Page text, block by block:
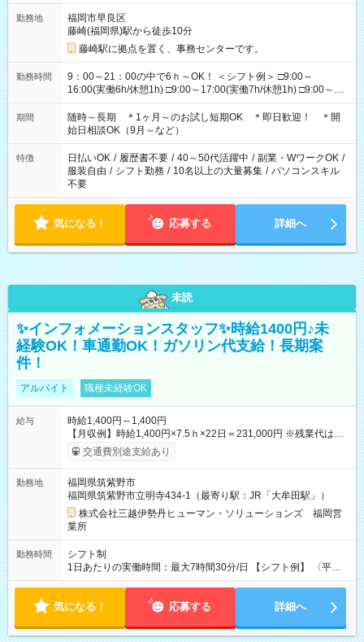
勤務地
福岡市早良区
藤崎(福岡県)駅から徒歩10分
藤崎駅に拠点を置く、事務センターです。
勤務時間
9：00～21：00の中で6ｈ～OK！ ＜シフト例＞ □9:00～
16:00(実働6h/休憩1h) □9:00～17:00(実働7h/休憩1h) □9:00～
18:00(実働8h/休憩1h) □10:00～18:00(実働8h/休憩1h) □10:00～
19:00(実働8h/休憩1h) □11:00～20:00(実働8h/休憩1h) □13:00～
21:00(実働7h/休憩1h) ＊選べる時間帯 ＊時間固定OK
期間
随時～長期 ＊1ヶ月～のお試し短期OK ＊即日歓迎！ ＊開
始日相談OK（9月～など）
特徴 日払いOK / 履歴書不要 / 40～50代活躍中 / 副業・WワークOK /
服装自由 / シフト勤務 / 10名以上の大量募集 / パソコンスキル
不要
気になる！ 応募する 詳細へ
未読
✨インフォメーションスタッフ✨時給1400円♪未
経験OK！車通勤OK！ガソリン代支給！長期案
件！
アルバイト 職種未経験OK
給与
時給1,400円～1,400円
【月収例】時給1,400円×7.5ｈ×22日＝231,000円 ※残業代は別
途全額支給します。 【試用期間】試用期間なし
交通費別途支給あり
勤務地
福岡県筑紫野市
福岡県筑紫野市立明寺434-1（最寄り駅：JR「大牟田駅」）
株式会社三越伊勢丹ヒューマン・ソリューションズ 福岡営
業所
勤務時間
シフト制
1日あたりの実働時間：最大7時間30分/日 【シフト例】 〈平
日〉9:30～18:30／12:30～21:30 休憩90分 実働7.5時間 〈土
20:00 休憩90分 実働7.5時間
気になる！ 応募する 詳細へ